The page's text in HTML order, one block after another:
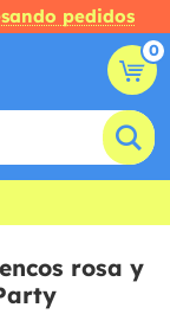
pedidos
0
rosa y